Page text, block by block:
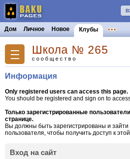
Дом Личное Новое Клубы
Школа № 265
сообщество
Информация
Only registered users can access this page.
You should be registered and sign on to
Только зарегистрированные
странице.
Вы должны быть зарегистрированы и
пользователя, чтобы получить доступ к
Вход на сайт